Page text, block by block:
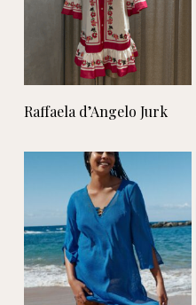
Lees verder
Raffaela d’Angelo Jurk